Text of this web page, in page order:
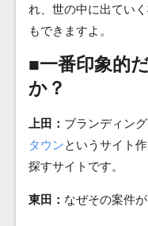
れ、世の中に出てい
もできますよ。
■一番印象的
か？
上田： ブランディン
タウンというサイト
探すサイトです。
東田： なぜその案件